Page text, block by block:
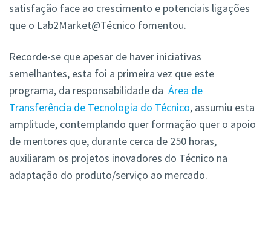
satisfação face ao crescimento e potenciais ligações
que o Lab2Market@Técnico fomentou.
Recorde-se que apesar de haver iniciativas
semelhantes, esta foi a primeira vez que este
programa, da responsabilidade da Área de
Transferência de Tecnologia do Técnico, assumiu esta
amplitude, contemplando quer formação quer o apoio
de mentores que, durante cerca de 250 horas,
auxiliaram os projetos inovadores do Técnico na
adaptação do produto/serviço ao mercado.